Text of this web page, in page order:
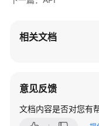
回
API
应
相关文档
意见反馈
文档内容是否对您有